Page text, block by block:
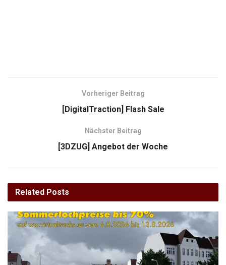
Vorheriger Beitrag
[DigitalTraction] Flash Sale
Nächster Beitrag
[3DZUG] Angebot der Woche
Related Posts